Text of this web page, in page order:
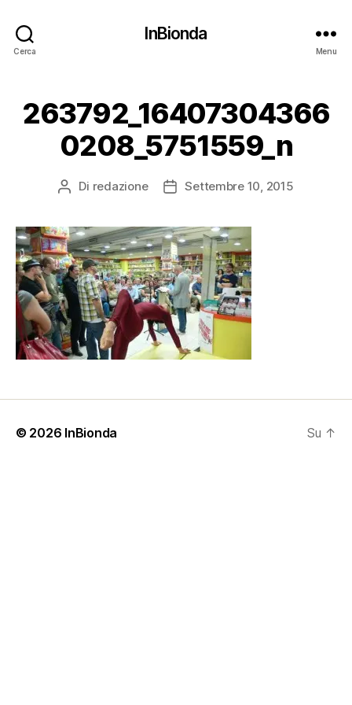
Cerca
InBionda
Menu
263792_16407304366
0208_5751559_n
Autore
Di redazione
DataSettembre 10, 2015
© 2026 InBionda Su ↑